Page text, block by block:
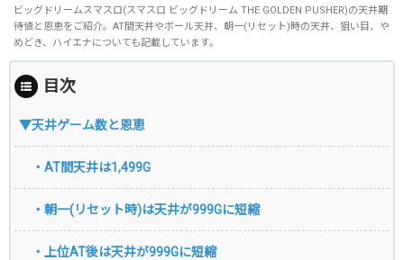
ビッグドリームスマスロ(スマスロ ビッグドリーム THE GOLDEN PUSHER)の天井期
待値と恩恵をご紹介。AT間天井やボール天井、朝一(リセット)時の天井、狙い目、や
めどき、ハイエナについても記載しています。
目次
▼天井ゲーム数と恩恵
・AT間天井は1,499G
・朝一(リセット時)は天井が999Gに短縮
・上位AT後は天井が999Gに短縮